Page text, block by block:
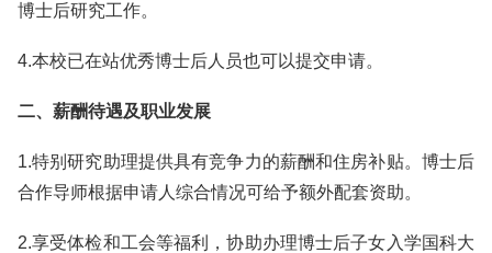
博士后研究工作。
4.本校已在站优秀博士后人员也可以提交申请。
二、薪酬待遇及职业发展
1.特别研究助理提供具有竞争力的薪酬和住房补贴。博士后
合作导师根据申请人综合情况可给予额外配套资助。
2.享受体检和工会等福利，协助办理博士后子女入学国科大